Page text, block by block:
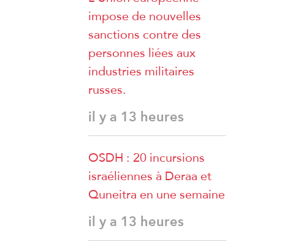
impose de nouvelles
sanctions contre des
personnes liées aux
industries militaires
russes.
il y a 13 heures
OSDH : 20 incursions
israéliennes à Deraa et
Quneitra en une semaine
il y a 13 heures